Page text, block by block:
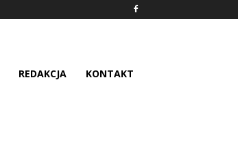
REDAKCJA KONTAKT